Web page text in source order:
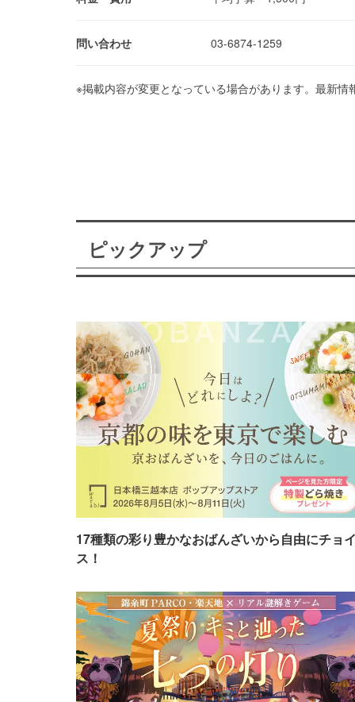
問い合わせ 03-6874-1259
※掲載内容が変更となっている場合があります。最新
ピックアップ
17種類の彩り豊かなおばんざいから自由にチョ
ス！